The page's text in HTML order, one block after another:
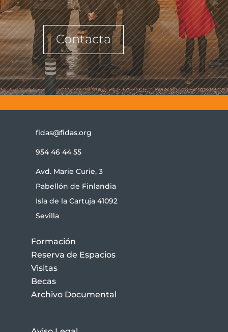
Contacta
fidas@fidas.org
954 46 44 55
Avd. Marie Curie, 3
Pabellón de Finlandia
Isla de la Cartuja 41092
Sevilla
Formación
Reserva de Espacios
Visitas
Becas
Archivo Documental